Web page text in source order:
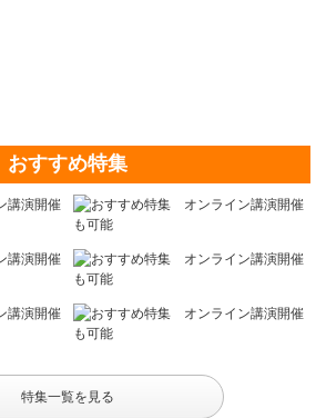
おすすめ特集
特集一覧を見る